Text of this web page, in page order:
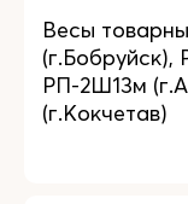
Весы
(г.Бобруйск),
РП-2Ш13м
(г.Кокчетав)